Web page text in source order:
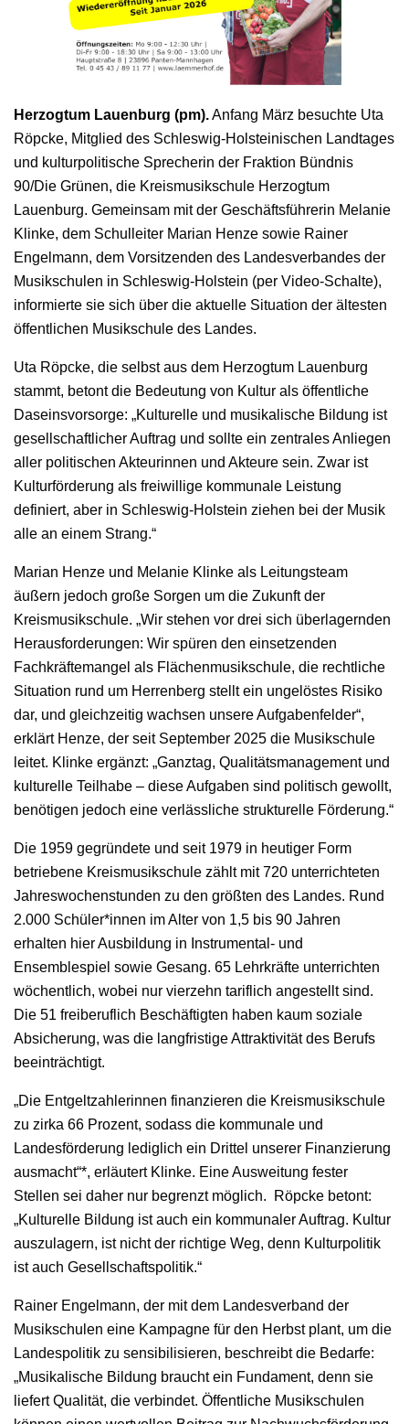
Herzogtum Lauenburg (pm).Anfang März besuchte Uta
Röpcke, Mitglied des Schleswig-Holsteinischen Landtages
und kulturpolitische Sprecherin der Fraktion Bündnis
90/Die Grünen, die Kreismusikschule Herzogtum
Lauenburg. Gemeinsam mit der Geschäftsführerin Melanie
Klinke, dem Schulleiter Marian Henze sowie Rainer
Engelmann, dem Vorsitzenden des Landesverbandes der
Musikschulen in Schleswig-Holstein (per Video-Schalte),
informierte sie sich über die aktuelle Situation der ältesten
öffentlichen Musikschule des Landes.
Uta Röpcke, die selbst aus dem Herzogtum Lauenburg
stammt, betont die Bedeutung von Kultur als öffentliche
Daseinsvorsorge: „Kulturelle und musikalische Bildung ist
gesellschaftlicher Auftrag und sollte ein zentrales Anliegen
aller politischen Akteurinnen und Akteure sein. Zwar ist
Kulturförderung als freiwillige kommunale Leistung
definiert, aber in Schleswig-Holstein ziehen bei der Musik
alle an einem Strang.“
Marian Henze und Melanie Klinke als Leitungsteam
äußern jedoch große Sorgen um die Zukunft der
Kreismusikschule. „Wir stehen vor drei sich überlagernden
Herausforderungen: Wir spüren den einsetzenden
Fachkräftemangel als Flächenmusikschule, die rechtliche
Situation rund um Herrenberg stellt ein ungelöstes Risiko
dar, und gleichzeitig wachsen unsere Aufgabenfelder“,
erklärt Henze, der seit September 2025 die Musikschule
leitet. Klinke ergänzt: „Ganztag, Qualitätsmanagement und
kulturelle Teilhabe – diese Aufgaben sind politisch gewollt,
benötigen jedoch eine verlässliche strukturelle Förderung.“
Die 1959 gegründete und seit 1979 in heutiger Form
betriebene Kreismusikschule zählt mit 720 unterrichteten
Jahreswochenstunden zu den größten des Landes. Rund
2.000 Schüler*innen im Alter von 1,5 bis 90 Jahren
erhalten hier Ausbildung in Instrumental- und
Ensemblespiel sowie Gesang. 65 Lehrkräfte unterrichten
wöchentlich, wobei nur vierzehn tariflich angestellt sind.
Die 51 freiberuflich Beschäftigten haben kaum soziale
Absicherung, was die langfristige Attraktivität des Berufs
beeinträchtigt.
„Die Entgeltzahlerinnen finanzieren die Kreismusikschule
zu zirka 66 Prozent, sodass die kommunale und
Landesförderung lediglich ein Drittel unserer Finanzierung
ausmacht“*, erläutert Klinke. Eine Ausweitung fester
Stellen sei daher nur begrenzt möglich. Röpcke betont:
„Kulturelle Bildung ist auch ein kommunaler Auftrag. Kultur
auszulagern, ist nicht der richtige Weg, denn Kulturpolitik
ist auch Gesellschaftspolitik.“
Rainer Engelmann, der mit dem Landesverband der
Musikschulen eine Kampagne für den Herbst plant, um die
Landespolitik zu sensibilisieren, beschreibt die Bedarfe:
„Musikalische Bildung braucht ein Fundament, denn sie
liefert Qualität, die verbindet. Öffentliche Musikschulen